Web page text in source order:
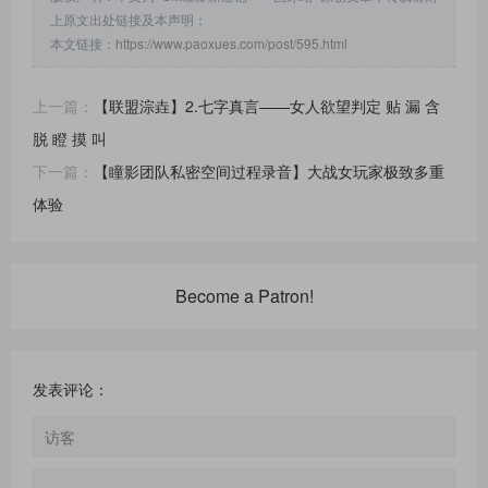
上原文出处链接及本声明；
本文链接： https://www.paoxues.com/post/595.html
上一篇：
【联盟淙垚】2.七字真言——女人欲望判定 贴 漏 含
脱 瞪 摸 叫
下一篇：
【瞳影团队私密空间过程录音】大战女玩家极致多重
体验
Become a Patron!
发表评论：